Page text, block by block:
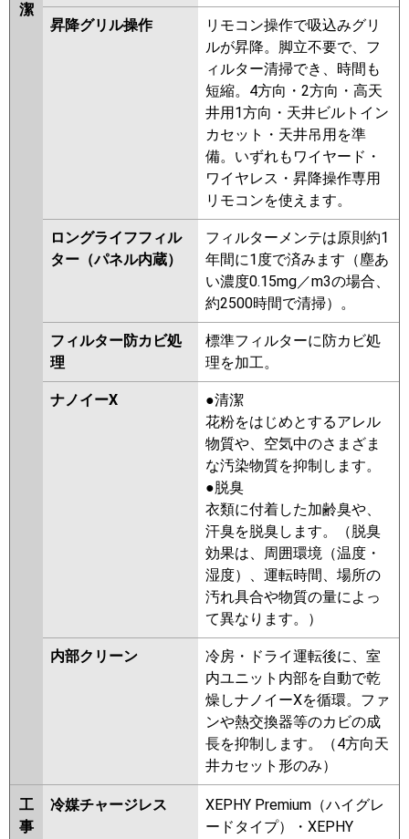
潔
昇降グリル操作
リモコン操作で吸込みグリ
ルが昇降。脚立不要で、フ
ィルター清掃でき、時間も
短縮。4方向・2方向・高天
井用1方向・天井ビルトイン
カセット・天井吊用を準
備。いずれもワイヤード・
ワイヤレス・昇降操作専用
リモコンを使えます。
ロングライフフィル
ター（パネル内蔵）
フィルターメンテは原則約1
年間に1度で済みます（塵あ
い濃度0.15mg／m3の場合、
約2500時間で清掃）。
フィルター防カビ処
理
標準フィルターに防カビ処
理を加工。
ナノイーX
●清潔
花粉をはじめとするアレル
物質や、空気中のさまざま
な汚染物質を抑制します。
●脱臭
衣類に付着した加齢臭や、
汗臭を脱臭します。（脱臭
効果は、周囲環境（温度・
湿度）、運転時間、場所の
汚れ具合や物質の量によっ
て異なります。）
内部クリーン
冷房・ドライ運転後に、室
内ユニット内部を自動で乾
燥しナノイーXを循環。ファ
ンや熱交換器等のカビの成
長を抑制します。（4方向天
井カセット形のみ）
工
事
冷媒チャージレス
XEPHY Premium（ハイグレ
ードタイプ）・XEPHY